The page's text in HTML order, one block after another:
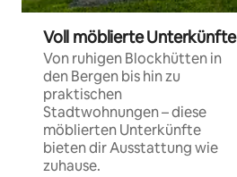
Voll möblierte Unterkünfte
Von ruhigen Blockhütten in
den Bergen bis hin zu
praktischen
Stadtwohnungen – diese
möblierten Unterkünfte
bieten dir Ausstattung wie
zuhause.